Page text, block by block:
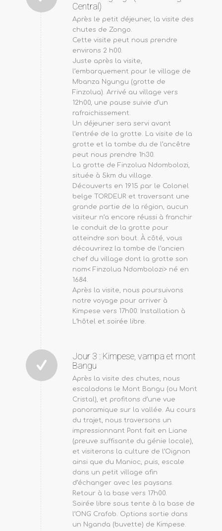
Central)
Après le petit déjeuner, la visite des
chutes de Zongo.
Cette visite peut nous prendre
environs 2 h00.
Juste après la visite,
l’embarquement pour le village de
Mbanza Ngungu (grotte de
Finzolua). Arrivé au village vers
12h00, une pause suivie d’un
rafraichissement.
Un déjeuner sera servi avant
l’entrée de la grotte. La visite de la
grotte et la tombe du de l’ancêtre
peut nous prendre 1h30.
La grotte de Finzolua Ndombolozi,
située à 5km du village.
Découverts en 1915 par le Colonel
belge TORDEUR et traversant une
grande partie de la région, aucun
visiteur n’a encore réussi à franchir
le conduit de la grotte pour
atteindre son bout. À côté, vous
découvrirez la tombe de l’ancien
chef du village dont la grotte son
nom< Finzolua Ndombolozi> né en
1684.
Après la visite, nous poursuivons
notre voyage pour arriver à
Kimpese vers 17h00. Installation à
L’hôtel et soirée libre.
Jour 3 : Kimpese, vampa et mont
Bangu
Après la visite des chutes, nous
escaladons le Mont Bangu (ou Mont
Cristal), et profitons d’une vue
panoramique sur la vallée. Au cours
du trajet, nous traversons un
impressionnant Pont fait en Liane
(preuve suffisante du génie locale),
et visiterons la culture de l’Oignon
ainsi que du Manioc, puis, escale
dans un petit village afin
d’échanger avec les paysans.
Retour à la base vers 17h00.
Soirée libre sous tente à la base de
l’ONG Crafob. Options sortie dans
un Nganda (buvette) de Kimpese.